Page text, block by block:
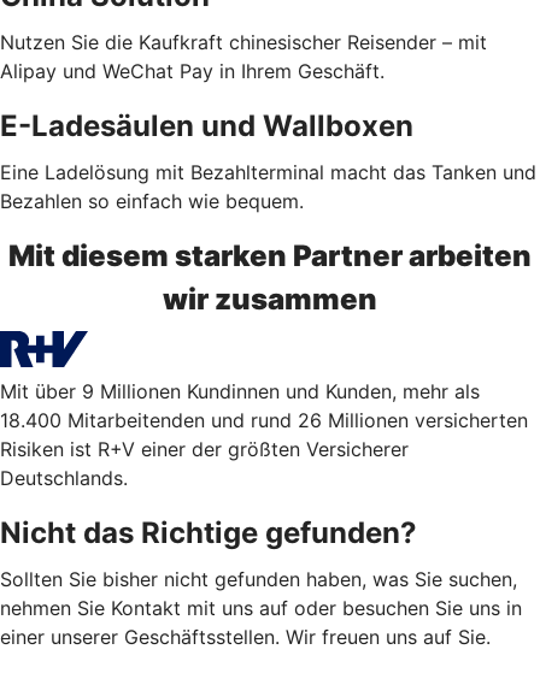
Nutzen Sie die Kaufkraft chinesischer Reisender – mit
Alipay und WeChat Pay in Ihrem Geschäft.
E-Ladesäulen und Wallboxen
Eine Ladelösung mit Bezahlterminal macht das Tanken und
Bezahlen so einfach wie bequem.
Mit diesem starken Partner arbeiten
wir zusammen
Mit über 9 Millionen Kundinnen und Kunden, mehr als
18.400 Mitarbeitenden und rund 26 Millionen versicherten
Risiken ist R+V einer der größten Versicherer
Deutschlands.
Nicht das Richtige gefunden?
Sollten Sie bisher nicht gefunden haben, was Sie suchen,
nehmen Sie Kontakt mit uns auf oder besuchen Sie uns in
einer unserer Geschäftsstellen. Wir freuen uns auf Sie.